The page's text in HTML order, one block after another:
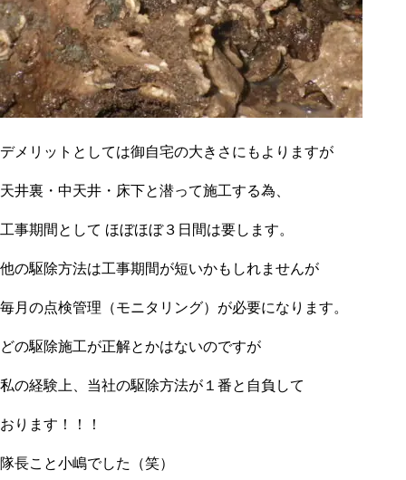
デメリットとしては御自宅の大きさにもよりますが
天井裏・中天井・床下と潜って施工する為、
工事期間として ほぼほぼ３日間は要します。
他の駆除方法は工事期間が短いかもしれませんが
毎月の点検管理（モニタリング）が必要になります。
どの駆除施工が正解とかはないのですが
私の経験上、当社の駆除方法が１番と自負して
おります！！！
隊長こと小嶋でした（笑）